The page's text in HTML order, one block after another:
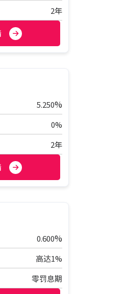
2年
5.250%
0%
2年
0.600%
高达1%
零罚息期